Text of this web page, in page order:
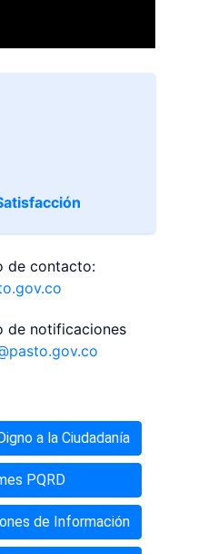
de contacto:
de notificaciones
a la Ciudadanía
PQRD
de Información